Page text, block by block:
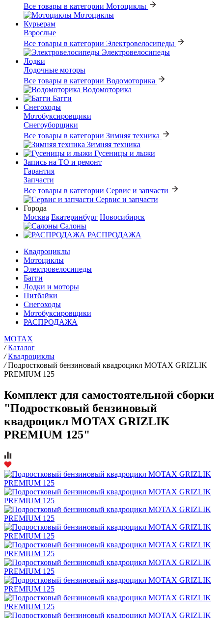
Все товары в категории Мотоциклы
Мотоциклы
Курьерам
Взрослые
Все товары в категории Электровелосипеды
Электровелосипеды
Лодки
Лодочные моторы
Все товары в категории Водомоторика
Водомоторика
Багги
Снегоходы
Мотобуксировщики
Снегоуборщики
Все товары в категории Зимняя техника
Зимняя техника
Гусеницы и лыжи
Запись на ТО и ремонт
Гарантия
Запчасти
Все товары в категории Сервис и запчасти
Сервис и запчасти
Города
Москва Екатеринбург Новосибирск
Салоны
РАСПРОДАЖА
Квадроциклы
Мотоциклы
Электровелосипеды
Багги
Лодки и моторы
Питбайки
Снегоходы
Мотобуксировщики
РАСПРОДАЖА
MOTAX
/ Каталог
/ Квадроциклы
/ Подростковый бензиновый квадроцикл MOTAX GRIZLIK
PREMIUM 125
Комплект для самостоятельной сборки
"Подростковый бензиновый
квадроцикл MOTAX GRIZLIK
PREMIUM 125"